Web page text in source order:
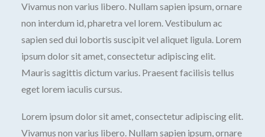
Vivamus non varius libero. Nullam sapien ipsum, ornare
non interdum id, pharetra vel lorem. Vestibulum ac
sapien sed dui lobortis suscipit vel aliquet ligula. Lorem
ipsum dolor sit amet, consectetur adipiscing elit.
Mauris sagittis dictum varius. Praesent facilisis tellus
eget lorem iaculis cursus.
Lorem ipsum dolor sit amet, consectetur adipiscing elit.
Vivamus non varius libero. Nullam sapien ipsum, ornare